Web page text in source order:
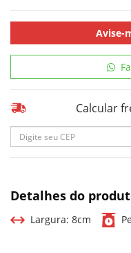
Avise-
Calcular
Detalhes do
Largura: 8cm